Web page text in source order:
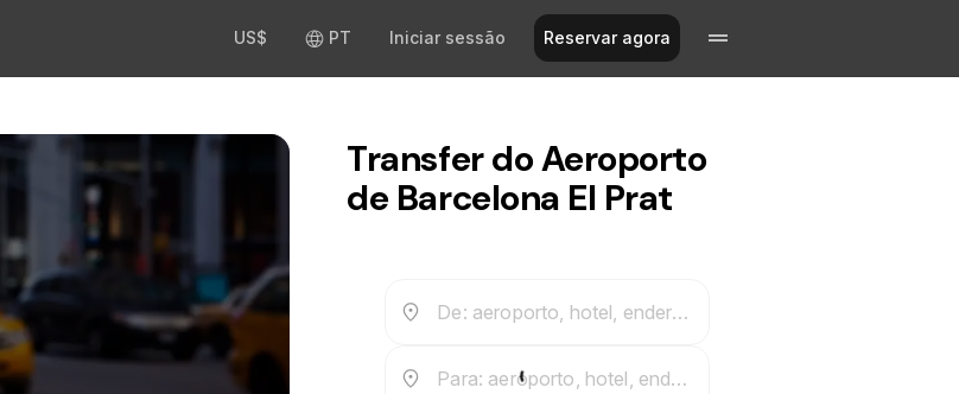
US$ PT Iniciar sessão Reservar agora
Transfer do Aeroporto
de Barcelona El Prat
De: aeroporto, hotel, endereço
Para: aeroporto, hotel, endereço